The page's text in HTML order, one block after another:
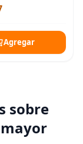
TB Docking
Agregar
sobre